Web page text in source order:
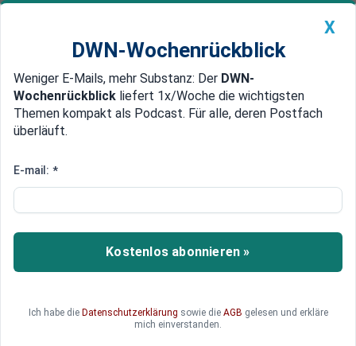
Newsticker MEIN DWN: Geldanlage Premium
Edelmetalle DWN-Magazin China
Studie bewirbt Biokraftstoffe
VW und Shell machen bei EU
Stimmung gegen Elektro-Autos
VW und Shell sollen zusammen mit weiteren
einer Studie davon überzeugen, statt der Elektro-
X
DWN-Wochenrückblick
Weniger E-Mails, mehr Substanz: Der DWN-
Wochenrückblick liefert 1x/Woche die wichtigsten
Themen kompakt als Podcast. Für alle, deren Postfach
überläuft.
E-mail: *
Kostenlos abonnieren »
Ich habe die Datenschutzerklärung sowie die AGB gelesen und erkläre
mich einverstanden.